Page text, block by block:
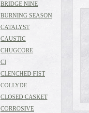
BRIDGE NINE
BURNING SEASON
CATALYST
CAUSTIC
CHUGCORE
CI
CLENCHED FIST
COLLYDE
CLOSED CASKET
CORROSIVE